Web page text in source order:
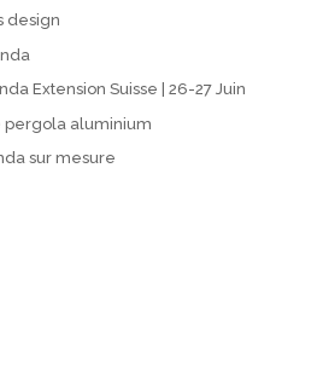
design
Extension Suisse | 26-27 Juin
pergola aluminium
sur mesure